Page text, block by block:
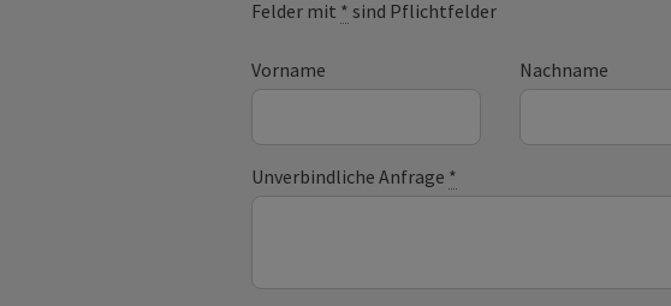
Felder mit * sind Pflichtfelder
Vorname Nachname
Unverbindliche Anfrage *